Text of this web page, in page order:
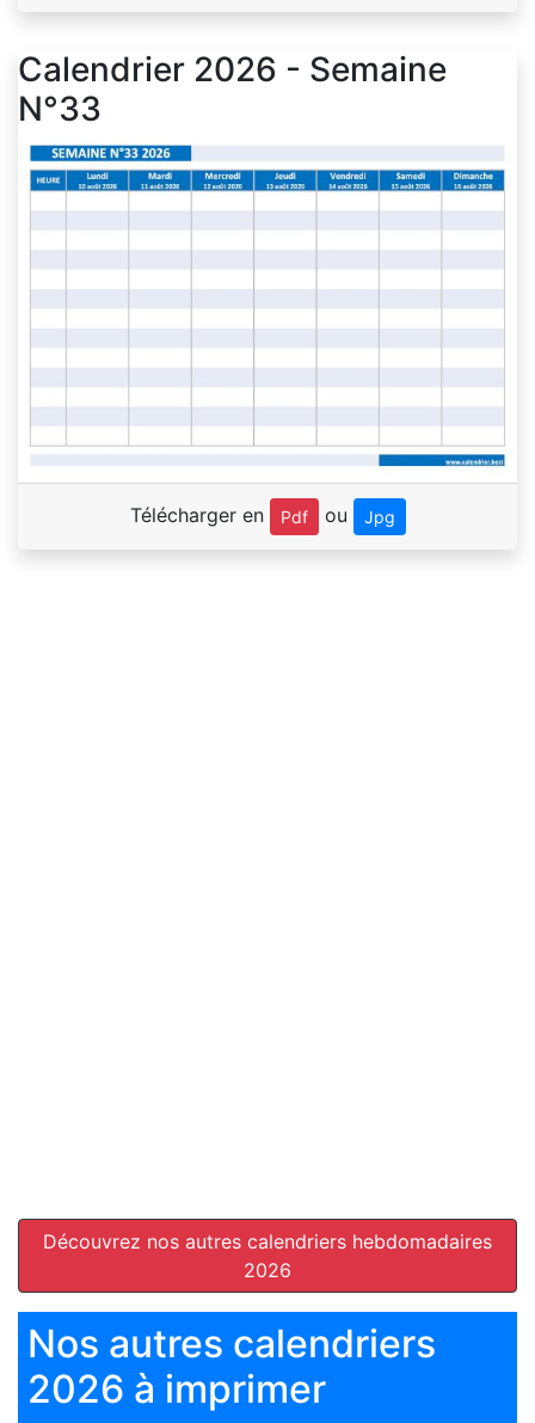
Calendrier 2026 - Semaine
N°33
Télécharger en Pdf ou Jpg
Découvrez nos autres calendriers hebdomadaires
2026
Nos autres calendriers
2026 à imprimer